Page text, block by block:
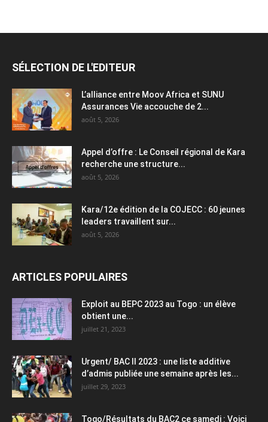
SÉLECTION DE L'EDITEUR
L’alliance entre Moov Africa et SUNU
Assurances Vie accouche de 2...
août 5, 2026
Appel d’offre : Le Conseil régional de Kara
recherche une structure...
août 5, 2026
Kara/12e édition de la COJECC : 60 jeunes
leaders travaillent sur...
août 5, 2026
ARTICLES POPULAIRES
Exploit au BEPC 2023 au Togo : un élève
obtient une...
juillet 21, 2023
Urgent/ BAC II 2023 : une liste additive
d’admis publiée une semaine après les...
juillet 29, 2023
Togo/Résultats du BAC2 ce samedi : Voici